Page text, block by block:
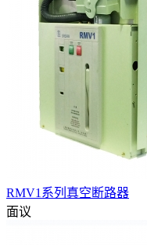
RMV1系列真空断路器
面议